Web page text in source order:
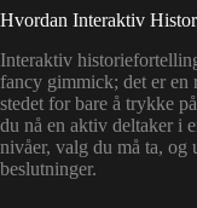
Hvordan Interaktiv
Interaktiv
fancy gimmick; det er en
stedet for bare å trykke
du nå en aktiv deltaker i
nivåer, valg du må ta, og
beslutninger.